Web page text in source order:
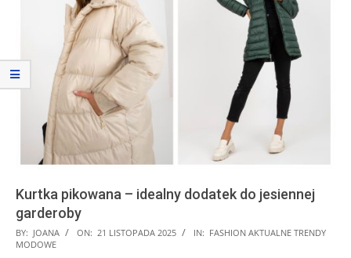
Kurtka pikowana – idealny dodatek do jesiennej
garderoby
2025-
11-
BY: JOANA ON: 21 LISTOPADA 2025 IN: FASHION AKTUALNE TRENDY
MODOWE